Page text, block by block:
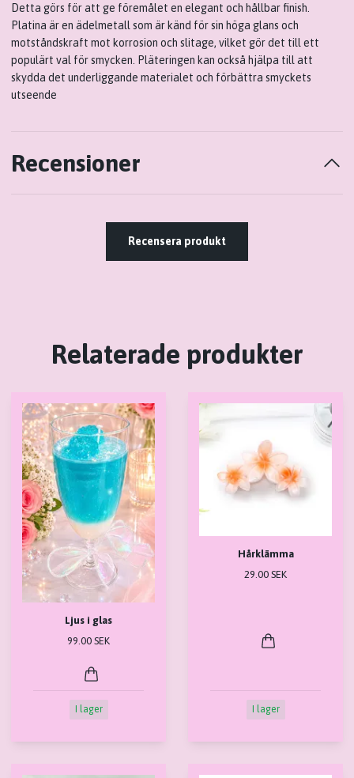
Detta görs för att ge föremålet en elegant och hållbar finish.
Platina är en ädelmetall som är känd för sin höga glans och
motståndskraft mot korrosion och slitage, vilket gör det till ett
populärt val för smycken. Pläteringen kan också hjälpa till att
skydda det underliggande materialet och förbättra smyckets
utseende
Recensioner
Recensera produkt
Relaterade produkter
Ljus i glas
99.00 SEK
I lager
Hårklämma
29.00 SEK
I lager